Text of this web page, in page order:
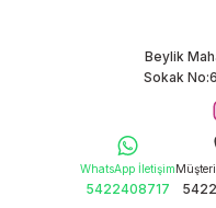
Beylik
Sokak
WhatsApp İletişim
5422408717